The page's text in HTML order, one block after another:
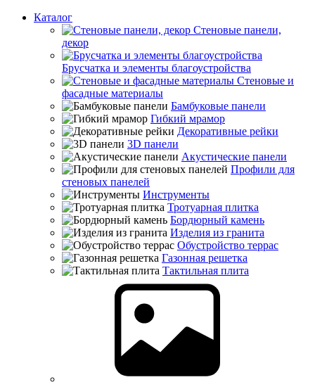
Каталог
Стеновые панели,
декор
Брусчатка и элементы благоустройства
Стеновые и
фасадные материалы
Бамбуковые панели
Гибкий мрамор
Декоративные рейки
3D панели
Акустические панели
Профили для
стеновых панелей
Инструменты
Тротуарная плитка
Бордюрный камень
Изделия из гранита
Обустройство террас
Газонная решетка
Тактильная плита